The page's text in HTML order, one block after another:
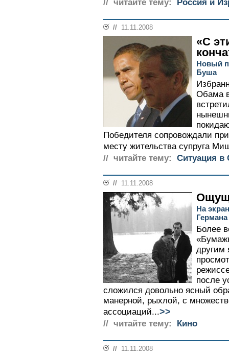
// читайте тему: Россия и
// 11.11.2008
«С
Новый
Буша
Обама
Победителя сопровождали
месту жительства супруга
// читайте тему:
Ситуация
// 11.11.2008
На
Более
другим
после
сложился довольно ясный
манерной, рыхлой, с
ассоциаций...>>
// читайте тему: Кино
// 11.11.2008